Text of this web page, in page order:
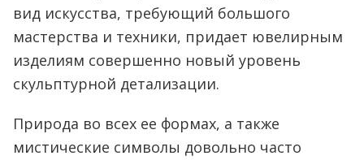
вид искусства, требующий большого
мастерства и техники, придает ювелирным
изделиям совершенно новый уровень
скульптурной детализации.
Природа во всех ее формах, а также
мистические символы довольно часто